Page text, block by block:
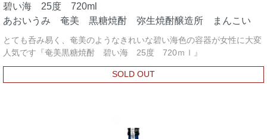
碧い海 25度 720ml
あおいうみ 奄美 黒糖焼酎 弥生焼酎醸造所 まんこい
とても呑み易く、奄美のようなきれいな碧い海色の容器が女性に大変
人気です『奄美黒糖焼酎 碧い海 25度 720ｍｌ』
SOLD OUT